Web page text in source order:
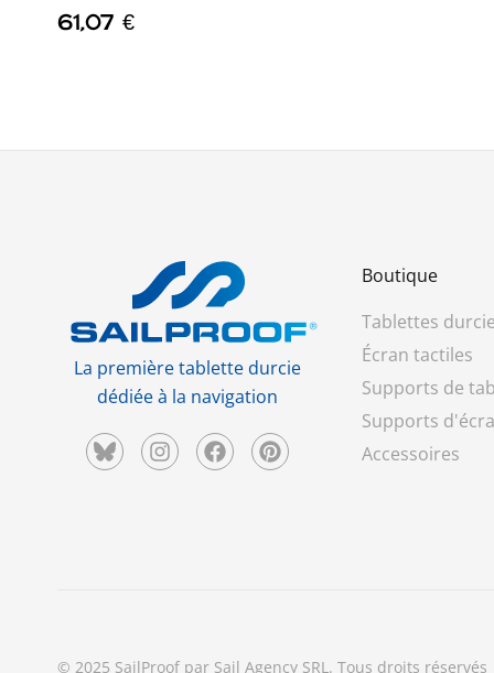
61,07 €
La première tablette durcie
dédiée à la navigation
Boutique
Tablettes
Écran tactiles
Supports de
Supports
Accessoires
© 2025 SailProof par Sail Agency SRL. Tous droits réservés